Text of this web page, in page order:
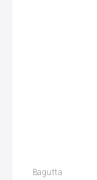
Bagutta